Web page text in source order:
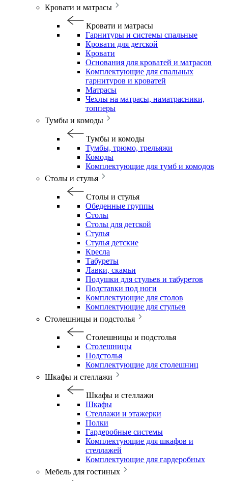
Кровати и матрасы
Кровати и матрасы
Гарнитуры и системы спальные
Кровати для детской
Кровати
Основания для кроватей и матрасов
Комплектующие для спальных
гарнитуров и кроватей
Матрасы
Чехлы на матрасы, наматрасники,
топперы
Тумбы и комоды
Тумбы и комоды
Тумбы, трюмо, трельяжи
Комоды
Комплектующие для тумб и комодов
Столы и стулья
Столы и стулья
Обеденные группы
Столы
Столы для детской
Стулья
Стулья детские
Кресла
Табуреты
Лавки, скамьи
Подушки для стульев и табуретов
Подставки под ноги
Комплектующие для столов
Комплектующие для стульев
Столешницы и подстолья
Столешницы и подстолья
Столешницы
Подстолья
Комплектующие для столешниц
Шкафы и стеллажи
Шкафы и стеллажи
Шкафы
Стеллажи и этажерки
Полки
Гардеробные системы
Комплектующие для шкафов и
стеллажей
Комплектующие для гардеробных
Мебель для гостиных